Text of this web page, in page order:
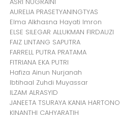
ASRI NUGRAINI
AURELIA PRASETYANINGTYAS
Elma Alkhasna Hayati Imron
ELSE SILEGAR ALLUKMAN FIRDAUZI
FAIZ LINTANG SAPUTRA
FARRELL PUTRA PRATAMA
FITRIANA EKA PUTRI
Hafiza Ainun Nurjanah
Ibtihaal Zuhdi Muyassar
ILZAM ALRASYID
JANEETA TSURAYA KANIA HARTONO
KINANTHI CAHYARATIH